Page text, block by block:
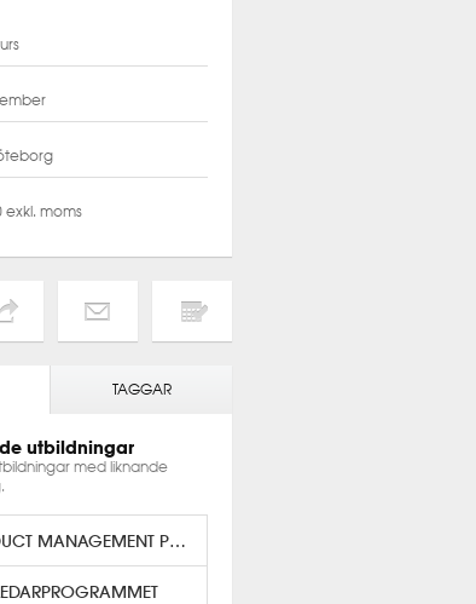
exkl. moms
TAGGAR
utbildningar
med liknande
THE PRODUCT MANAGEMENT PROGRAM